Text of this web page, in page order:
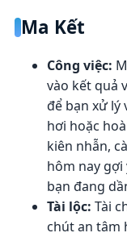
Ma Kết
Công việc:
vào kết quả
để bạn xử lý
hơi hoặc
kiên nhẫn,
hôm nay
bạn đang
Tài lộc: Tài
chút an tâm